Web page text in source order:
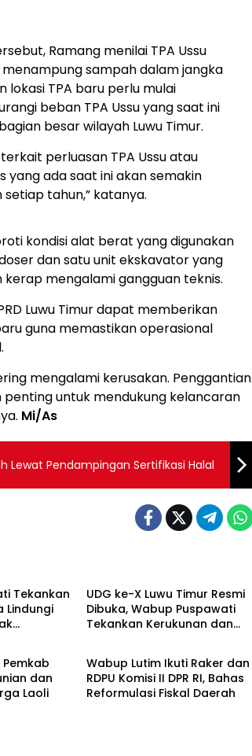
Ramang menilai TPA Ussu
sampah dalam jangka
lokasi TPA baru perlu mulai
beban TPA Ussu yang saat ini
besar wilayah Luwu Timur.
perluasan TPA Ussu atau
yang ada saat ini akan semakin
tahun,” katanya.
kondisi alat berat yang digunakan
dan satu unit ekskavator yang
mengalami gangguan teknis.
Luwu Timur dapat memberikan
guna memastikan operasional
mengalami kerusakan. Penggantian
untuk mendukung kelancaran
Mi/As
Lewat Pendampingan Sertifikasi Halal
Tekankan
Lindungi
UDG ke-X Luwu Timur Resmi
Dibuka, Wabup Puspawati
Tekankan Kerukunan dan
Pemkab
dan
Laoli
Berita
Wabup Lutim Ikuti Raker dan
RDPU Komisi II DPR RI, Bahas
Reformulasi Fiskal Daerah